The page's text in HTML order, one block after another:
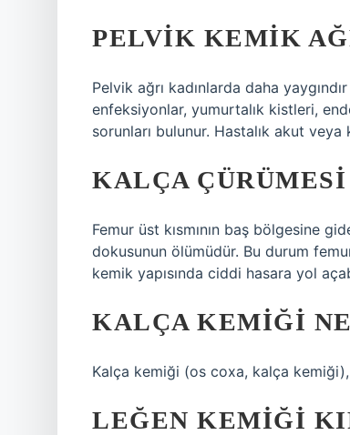
PELVIK KEMIK
Pelvik ağrı kadınlarda daha
enfeksiyonlar, yumurtalık kistleri,
sorunları bulunur. Hastalık akut
KALÇA
Femur üst kısmının baş bölgesine
dokusunun ölümüdür. Bu durum
kemik yapısında ciddi hasara yol
KALÇA KEMIĞI
Kalça kemiği (os coxa, kalça
LEĞEN KEMIĞI